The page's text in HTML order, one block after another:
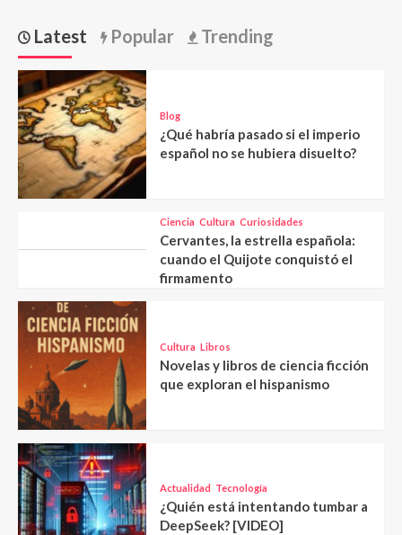
Latest Popular Trending
Blog
¿Qué habría pasado si el imperio
español no se hubiera disuelto?
Ciencia Cultura Curiosidades
Cervantes, la estrella española:
cuando el Quijote conquistó el
firmamento
Cultura Libros
Novelas y libros de ciencia ficción
que exploran el hispanismo
Actualidad Tecnología
¿Quién está intentando tumbar a
DeepSeek? [VIDEO]